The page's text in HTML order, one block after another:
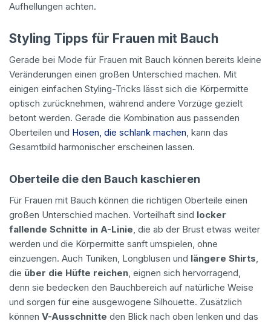
Aufhellungen achten.
Styling Tipps für Frauen mit Bauch
Gerade bei Mode für Frauen mit Bauch können bereits kleine
Veränderungen einen großen Unterschied machen. Mit
einigen einfachen Styling-Tricks lässt sich die Körpermitte
optisch zurücknehmen, während andere Vorzüge gezielt
betont werden. Gerade die Kombination aus passenden
Oberteilen und Hosen, die schlank machen, kann das
Gesamtbild harmonischer erscheinen lassen.
Oberteile die den Bauch kaschieren
Für Frauen mit Bauch können die richtigen Oberteile einen
großen Unterschied machen. Vorteilhaft sind locker
fallende Schnitte in A-Linie, die ab der Brust etwas weiter
werden und die Körpermitte sanft umspielen, ohne
einzuengen. Auch Tuniken, Longblusen und längere Shirts,
die über die Hüfte reichen, eignen sich hervorragend,
denn sie bedecken den Bauchbereich auf natürliche Weise
und sorgen für eine ausgewogene Silhouette. Zusätzlich
können V-Ausschnitte den Blick nach oben lenken und das